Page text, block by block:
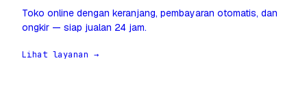
Toko online dengan keranjang, pembayaran otomatis, dan
ongkir — siap jualan 24 jam.
Lihat layanan →